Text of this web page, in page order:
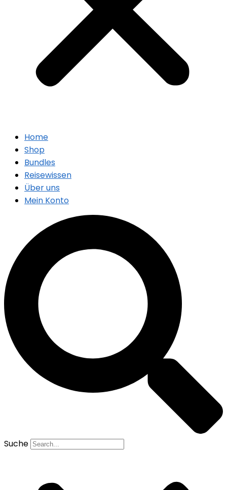
Home
Shop
Bundles
Reisewissen
Über uns
Mein Konto
Suche